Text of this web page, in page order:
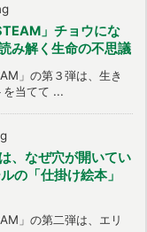
」チョウにな
み解く生命の不思議
」の第３弾は、生き
を当てて ...
、なぜ穴が開いてい
の「仕掛け絵本」
」の第二弾は、エリ